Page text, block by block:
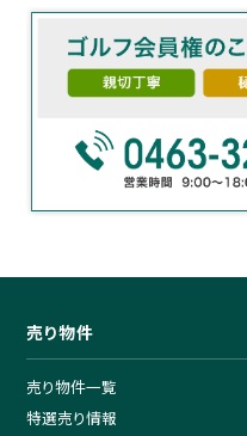
売り物件
売り物件一覧
特選売り情報